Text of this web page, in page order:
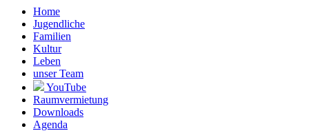
Home
Jugendliche
Familien
Kultur
Leben
unser Team
YouTube
Raumvermietung
Downloads
Agenda